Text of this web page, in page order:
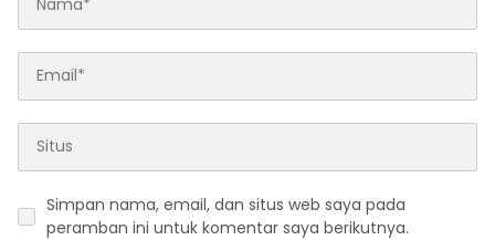
Simpan nama, email, dan situs web saya pada
peramban ini untuk komentar saya berikutnya.